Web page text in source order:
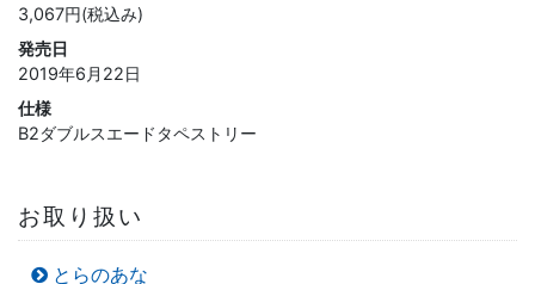
3,067円(税込み)
発売日
2019年6月22日
仕様
B2ダブルスエードタペストリー
お取り扱い
とらのあな